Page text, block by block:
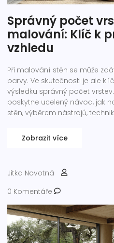
Správný počet
malování: Klíč k
vzhledu
Při malování stěn se může
barvy. Ve skutečnosti je ale
výsledku správný počet
poskytne ucelený návod, jak
stěn, výběrem nástrojů,
práce nezávisí jen na barvě,
Zobrazit více
Jitka Novotná
0 Komentáře